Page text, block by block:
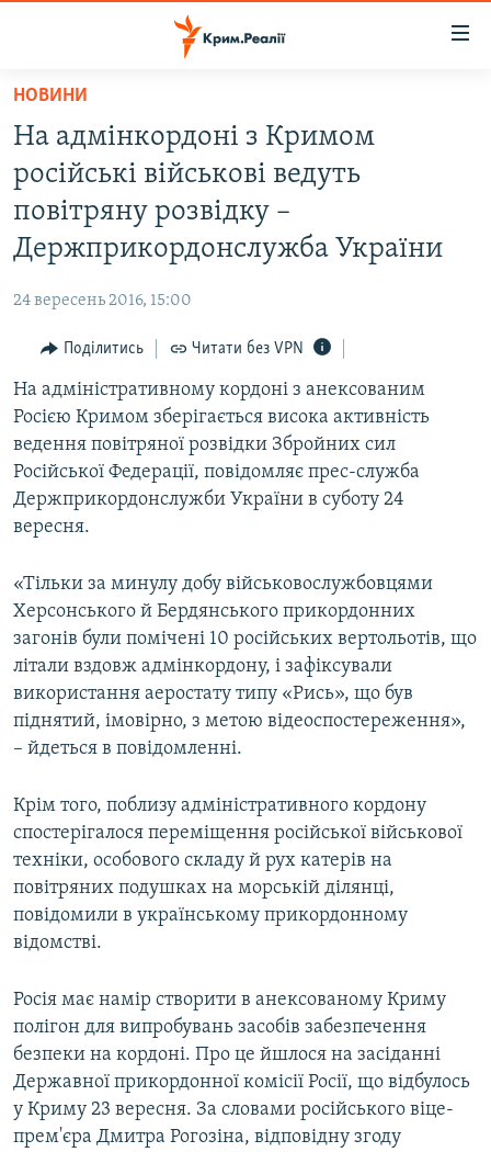
Перейти
основного
матеріалу
Перейти
до
основної
Перейти
пошуку
ВОДА.КРИМ
ВІДЕО ТА ФОТО
ПОЛІТИКА
ПОГЛЯД
ІНТЕРВ'Ю
ВСЕ ЗА ДЕНЬ
СПЕЦПРОЕКТИ
ДЕПОРТАЦІЯ
ВІДЕОУРОКИ «ELIFBE»
УКРАЇНСЬКА ПРОБЛЕМА КРИМУ
ІНФОГРАФІКА
ЯК ОБІЙТИ БЛОКУВАННЯ
Русский
ДОЛУЧАЙСЯ!
Усі сайти RFE/RL
НОВИНИ
На адмінкордоні з Кримом
російські військові ведуть
повітряну розвідку –
Держприкордонслужба України
24 вересень 2016, 15:00
Поділитись Читати без VPN
На адміністративному кордоні з анексованим
Росією Кримом зберігається висока активність
ведення повітряної розвідки Збройних сил
Російської Федерації, повідомляє прес-служба
Держприкордонслужби України в суботу 24
вересня.
«Тільки за минулу добу військовослужбовцями
Херсонського й Бердянського прикордонних
загонів були помічені 10 російських вертольотів, що
літали вздовж адмінкордону, і зафіксували
використання аеростату типу «Рись», що був
піднятий, імовірно, з метою відеоспостереження»,
– йдеться в повідомленні.
Крім того, поблизу адміністративного кордону
спостерігалося переміщення російської військової
техніки, особового складу й рух катерів на
повітряних подушках на морській ділянці,
повідомили в українському прикордонному
відомстві.
Росія має намір створити в анексованому Криму
полігон для випробувань засобів забезпечення
безпеки на кордоні. Про це йшлося на засіданні
Державної прикордонної комісії Росії, що відбулось
у Криму 23 вересня. За словами російського віце-
прем'єра Дмитра Рогозіна, відповідну згоду